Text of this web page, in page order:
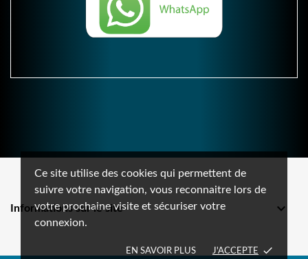
Ce site utilise des cookies qui permettent de
suivre votre navigation, vous reconnaitre lors de
votre prochaine visite et sécuriser votre
connexion.
EN SAVOIR PLUS J'ACCEPTE done
Informations sur le site 